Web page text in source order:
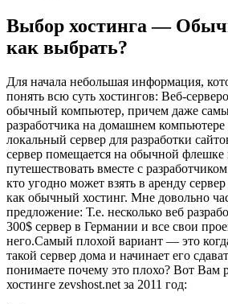
Выбор хостинга —
как выбрать?
Для начала небольшая информация,
понять всю суть хостингов: Веб-
обычный компьютер, причем даже
разработчика на домашнем компьютере
локальный сервер для разработки
сервер помещается на обычной
путешествовать вместе с
кто угодно может взять в аренду сервер
как обычный хостинг. Мне довольно
предложение: Т.е. несколько веб
300$ сервер в Германии и все свои
него.Самый плохой вариант — это
такой сервер дома и начинает его
понимаете почему это плохо? Вот Вам
хостинге zevshost.net за 2011 год: